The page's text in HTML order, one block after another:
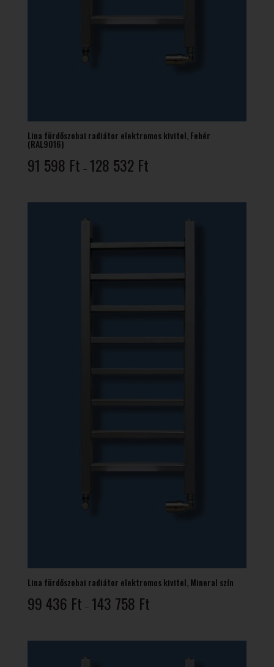
Lina fürdőszobai radiátor elektromos kivitel, Fehér
(RAL9016)
91 598 Ft – 128 532 Ft91
-
Lina fürdőszobai radiátor elektromos kivitel, Mineral szín
99 436 Ft – 143 758 Ft99
-